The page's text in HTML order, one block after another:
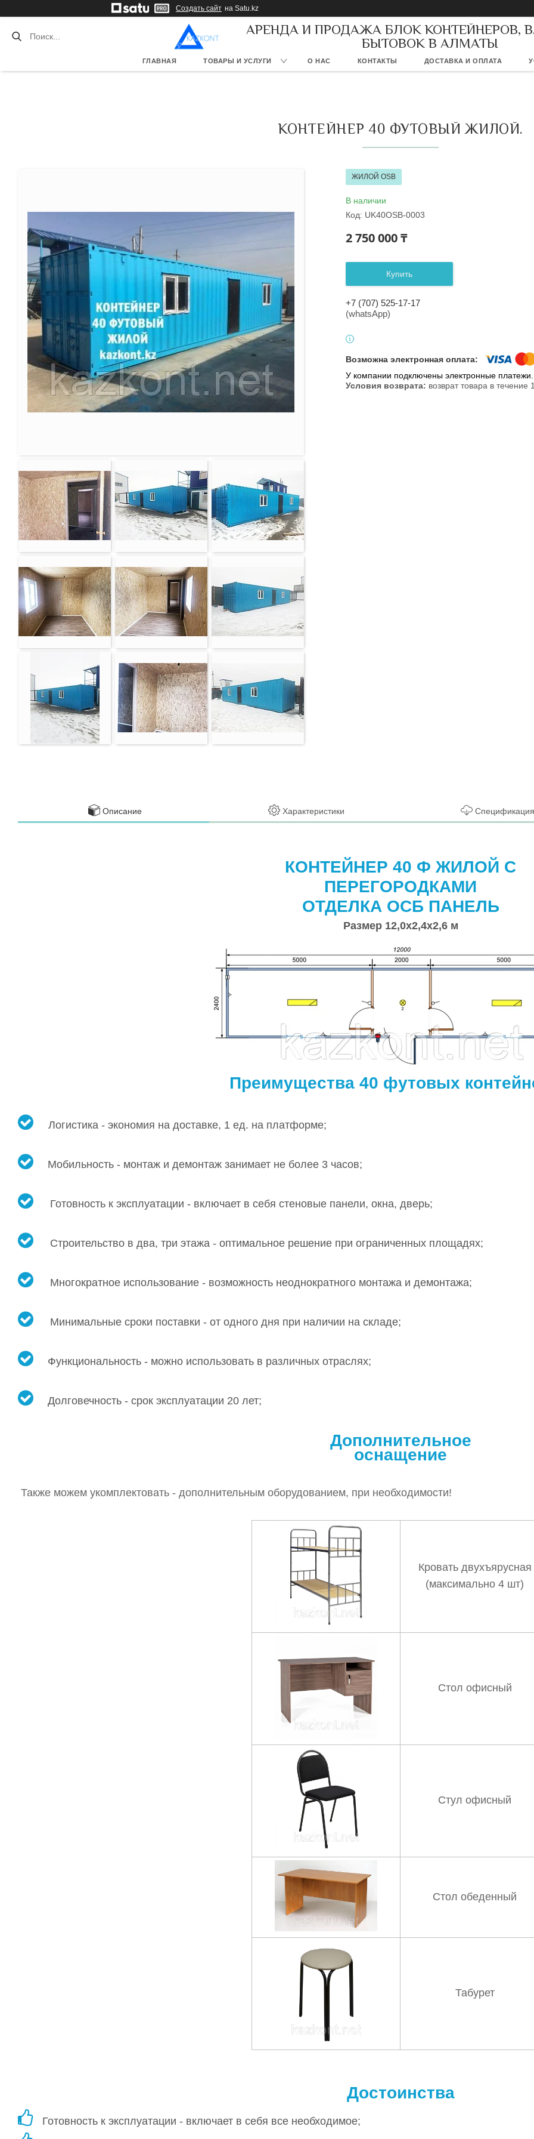
Создать сайт на Satu.kz
АРЕНДА И ПРОДАЖА БЛОК КОНТЕЙНЕРОВ,
БЫТОВОК В АЛМАТЫ
ГЛАВНАЯ ТОВАРЫ И УСЛУГИ О НАС КОНТАКТЫ ДОСТАВКА И ОПЛАТА
КОНТЕЙНЕР 40 ФУТОВЫЙ ЖИЛОЙ.
ЖИЛОЙ OSB
В наличии
Код: UK40OSB-0003
2 750 000 ₸
Купить
+7 (707) 525-17-17
(whatsApp)
У компании подключены электронные
возврат товара в течение
Описание Характеристики Спецификация
КОНТЕЙНЕР 40 Ф ЖИЛОЙ С
ПЕРЕГОРОДКАМИ
ОТДЕЛКА ОСБ ПАНЕЛЬ
Размер 12,0х2,4х2,6 м
Преимущества 40 футовых
Логистика - экономия на доставке, 1 ед. на платформе;
Мобильность - монтаж и демонтаж занимает не более 3 часов;
Готовность к эксплуатации - включает в себя стеновые панели, окна, дверь;
Строительство в два, три этажа - оптимальное решение при ограниченных площадях;
Многократное использование - возможность неоднократного монтажа и демонтажа;
Минимальные сроки поставки - от одного дня при наличии на складе;
Функциональность - можно использовать в различных отраслях;
Долговечность - срок эксплуатации 20 лет;
Дополнительное
оснащение
Также можем укомплектовать - дополнительным оборудованием, при необходимости!
Кровать двухъярусная
(максимально 4 шт)
Стол офисный
Стул офисный
Стол обеденный
Табурет
Достоинства
Готовность к эксплуатации - включает в себя все необходимое;